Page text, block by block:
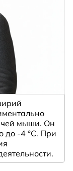
мыши. Он
до -4 °C. При